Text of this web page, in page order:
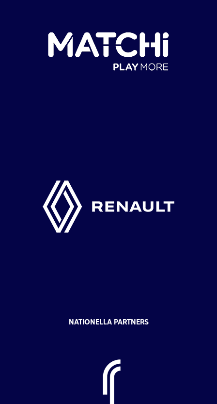
NATIONELLA PARTNERS